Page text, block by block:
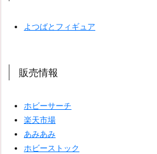
よつばとフィギュア
販売情報
ホビーサーチ
楽天市場
あみあみ
ホビーストック